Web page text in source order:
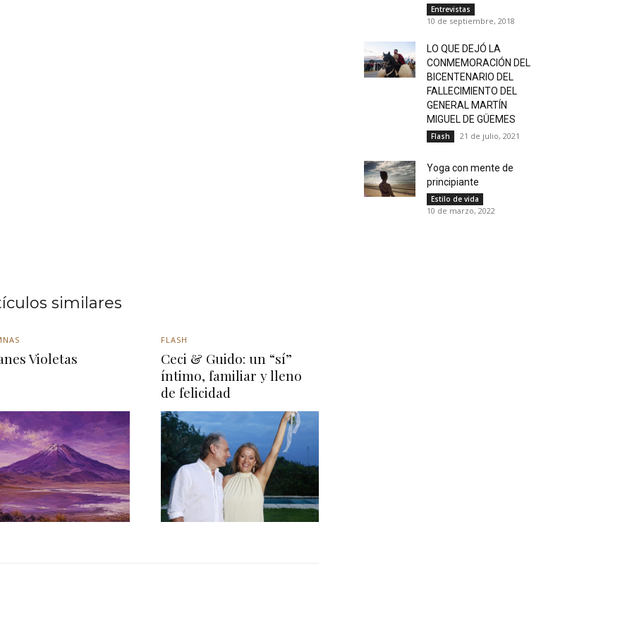
Entrevistas
10 de septiembre, 2018
LO QUE DEJÓ LA
CONMEMORACIÓN DEL
BICENTENARIO DEL
FALLECIMIENTO DEL
GENERAL MARTÍN
MIGUEL DE GÜEMES
Flash 21 de julio, 2021
Yoga con mente de
principiante
Estilo de vida
10 de marzo, 2022
similares
Violetas
FLASH
Ceci & Guido: un “sí”
íntimo, familiar y lleno
de felicidad